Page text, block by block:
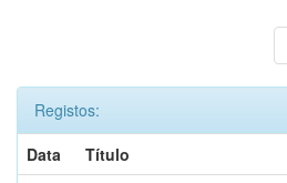
Registos:
Data
Título